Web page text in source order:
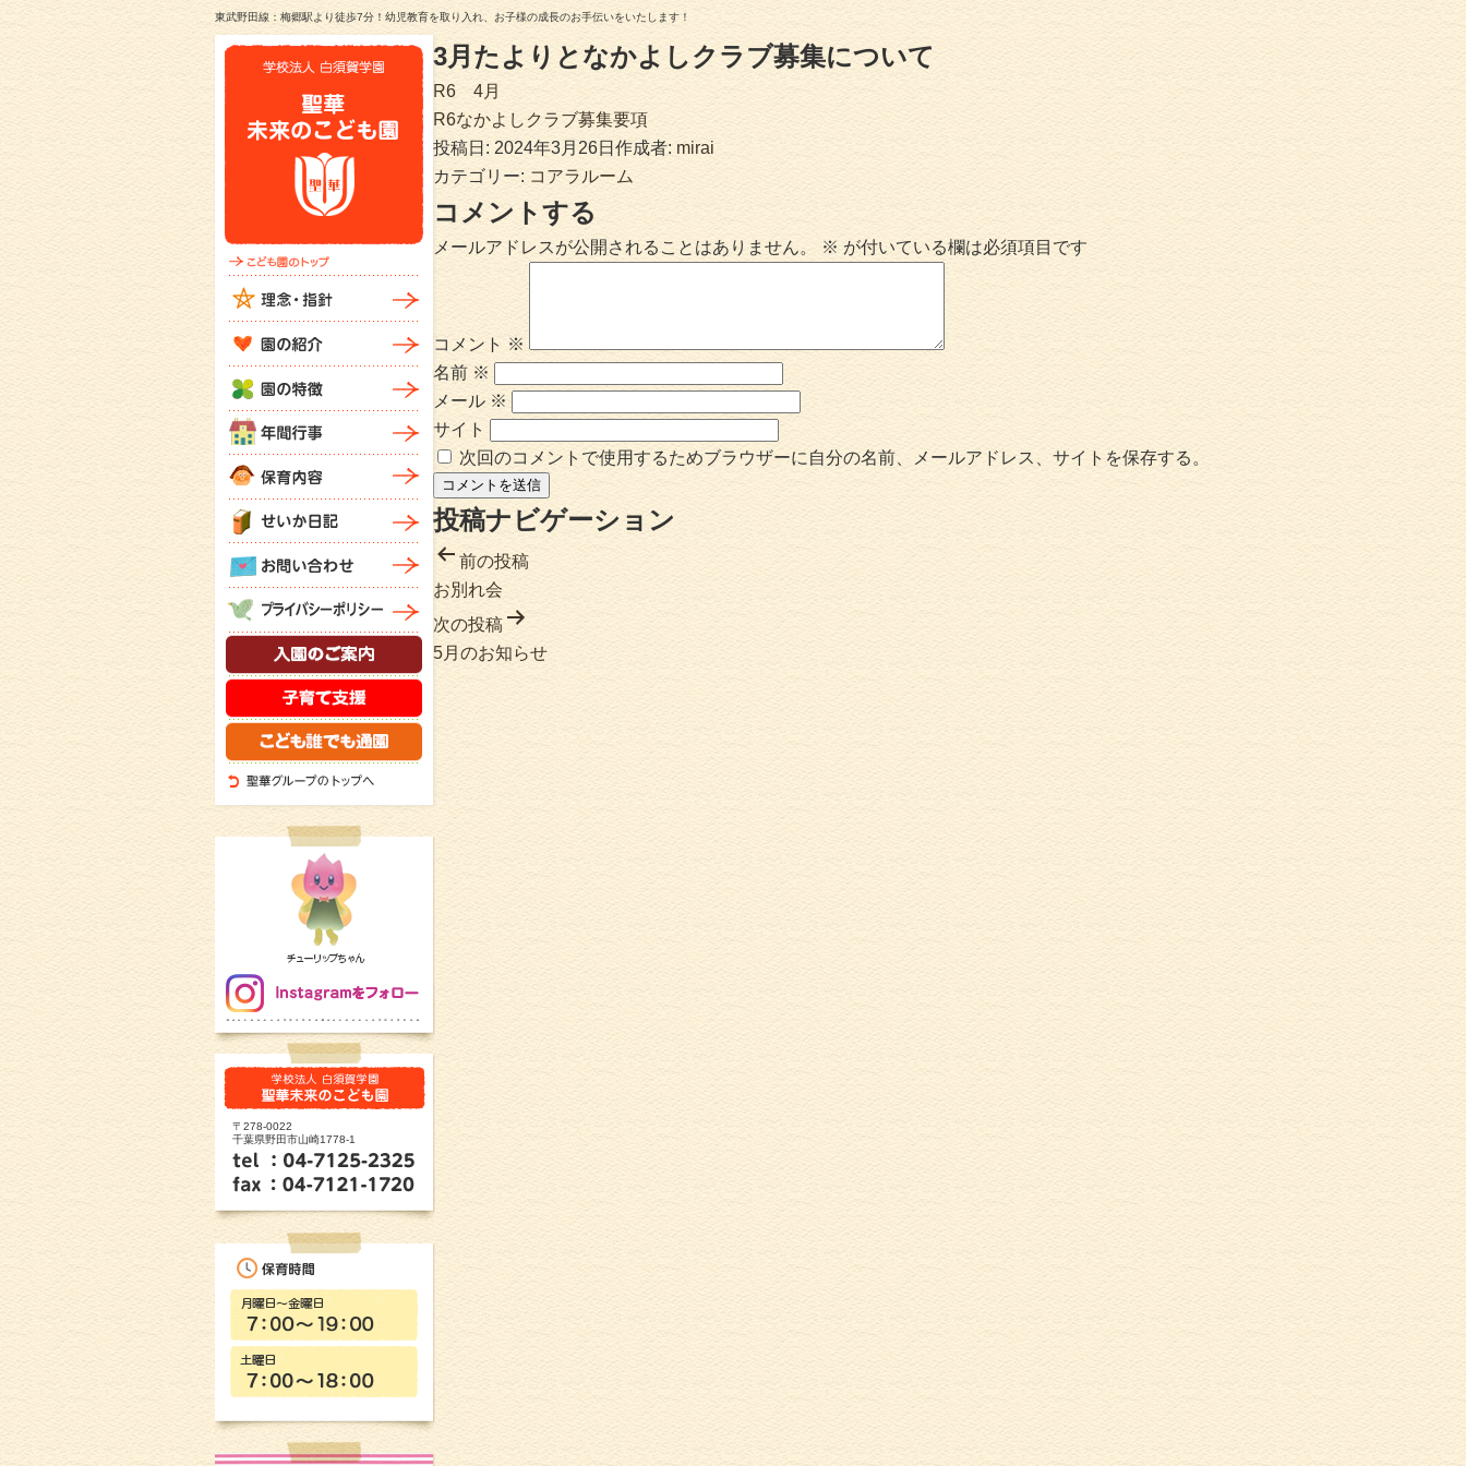
東武野田線：梅郷駅より徒歩7分！幼児教育を取り入れ、お子様の成長のお手伝いをいたします！
〒278-0022
千葉県野田市山崎1778-1
3月たよりとなかよしクラブ募集について
R6 4月
R6なかよしクラブ募集要項
投稿日: 2024年3月26日 作成者: mirai
カテゴリー: コアラルーム
コメントする
メールアドレスが公開されることはありません。 ※ が付いている欄は必須項目です
コメント ※
名前 ※
メール ※
サイト
次回のコメントで使用するためブラウザーに自分の名前、メールアドレス、サイトを保存する。
投稿ナビゲーション
前の投稿
お別れ会
次の投稿
5月のお知らせ